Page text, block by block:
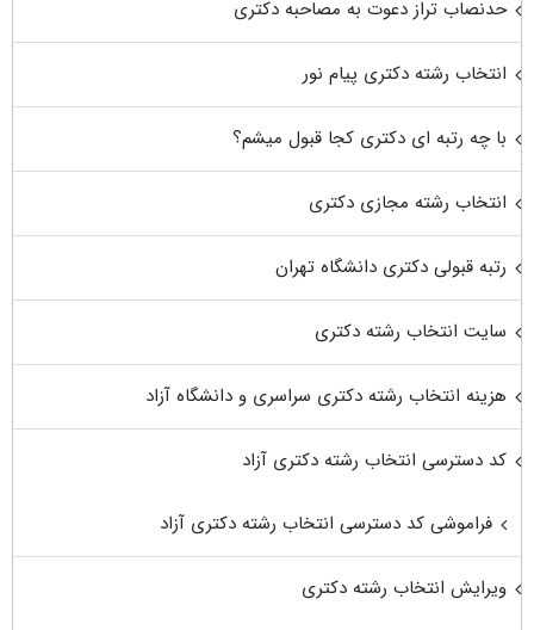
حدنصاب تراز دعوت به مصاحبه دکتری
انتخاب رشته دکتری پیام نور
با چه رتبه ای دکتری کجا قبول میشم؟
انتخاب رشته مجازی دکتری
رتبه قبولی دکتری دانشگاه تهران
سایت انتخاب رشته دکتری
هزینه انتخاب رشته دکتری سراسری و دانشگاه آزاد
کد دسترسی انتخاب رشته دکتری آزاد
فراموشی کد دسترسی انتخاب رشته دکتری آزاد
ویرایش انتخاب رشته دکتری